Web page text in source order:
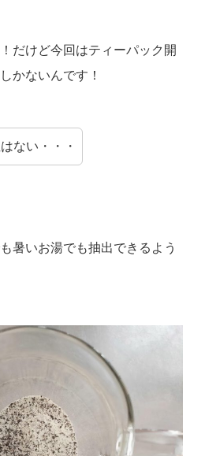
だけど今回はティーパック開
かないんです！
ない・・・
暑いお湯でも抽出できるよう